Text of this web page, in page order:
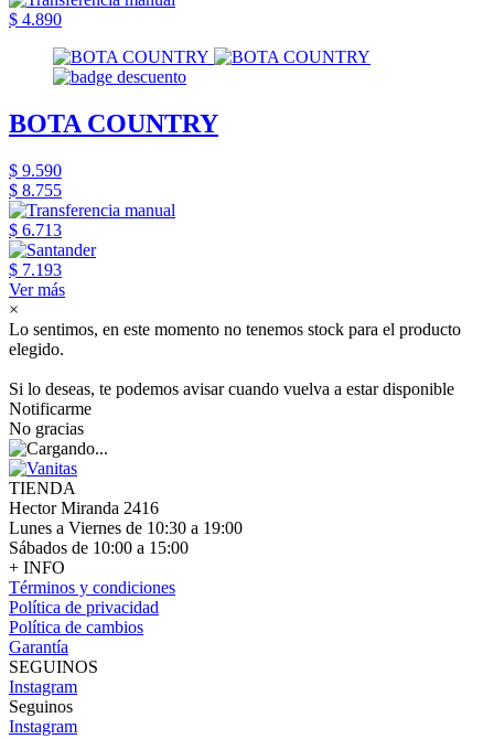
$ 4.890
BOTA COUNTRY
$ 9.590
$ 8.755
$ 6.713
$ 7.193
Ver más
×
Lo sentimos, en este momento no tenemos stock para el producto
elegido.
Si lo deseas, te podemos avisar cuando vuelva a estar disponible
Notificarme
No gracias
TIENDA
Hector Miranda 2416
Lunes a Viernes de 10:30 a 19:00
Sábados de 10:00 a 15:00
+ INFO
Términos y condiciones
Política de privacidad
Política de cambios
Garantía
SEGUINOS
Instagram
Seguinos
Instagram